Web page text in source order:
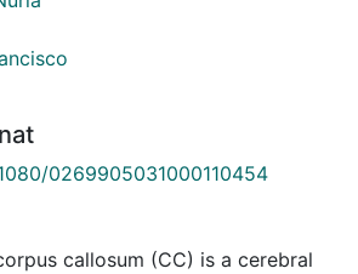
0269905031000110454
callosum (CC) is a cerebral